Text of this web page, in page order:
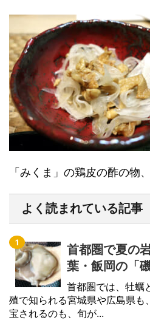
「みくま」の鶏皮の酢の物
よく読まれている記事
首都圏で夏の
葉・飯岡の「
首都圏では、牡蠣
殖で知られる宮城県や広島県も
宝されるのも、旬が...